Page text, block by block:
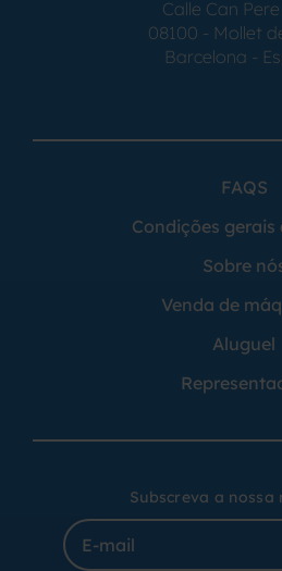
Calle Can Pere
08100 - Mollet
Barcelona -
FAQS
Condições gerais
Sobre
Venda de
Aluguel
Subscreva a nossa